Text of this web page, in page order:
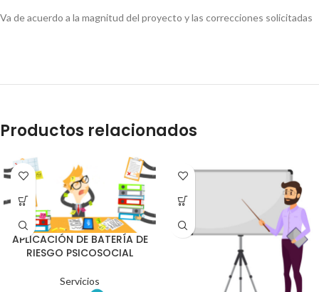
Va de acuerdo a la magnitud del proyecto y las correcciones solicitadas
Productos relacionados
APLICACIÓN DE BATERÍA DE
RIESGO PSICOSOCIAL
Servicios